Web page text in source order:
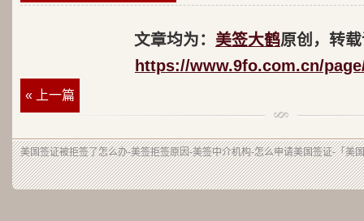
文章均为： 美签大鹤原创，转
https://www.9fo.com.cn/
« 上一篇
美国签证被拒签了怎么办-美签拒签原因-美签中介机构-怎么申请美国签证-「美